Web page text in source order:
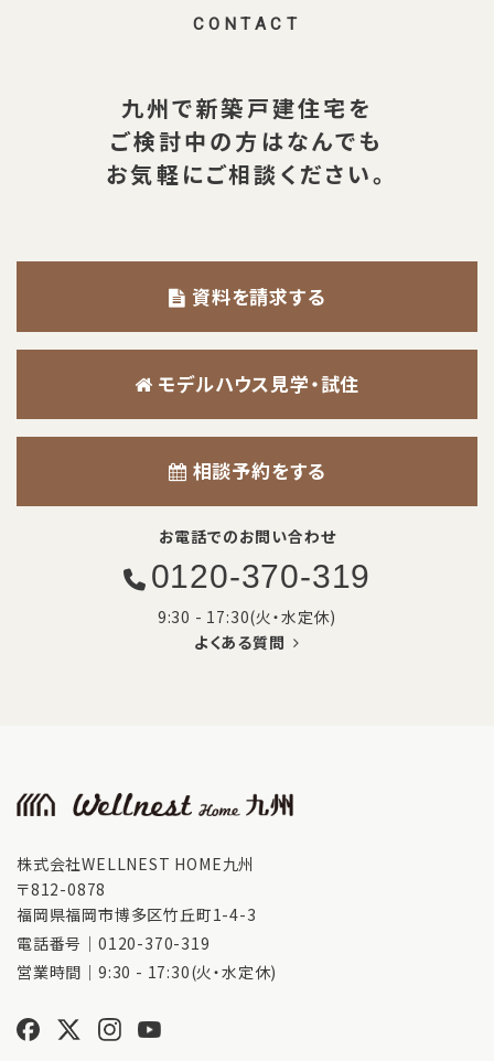
CONTACT
九州で新築戸建住宅を
ご検討中の方はなんでも
お気軽にご相談ください。
資料を請求する
モデルハウス見学・試住
相談予約をする
お電話でのお問い合わせ
0120-370-319
9:30 - 17:30(火・水定休)
よくある質問
株式会社WELLNEST HOME九州
〒812-0878
福岡県福岡市博多区竹丘町1-4-3
電話番号｜ 0120-370-319
営業時間｜9:30 - 17:30(火・水定休)